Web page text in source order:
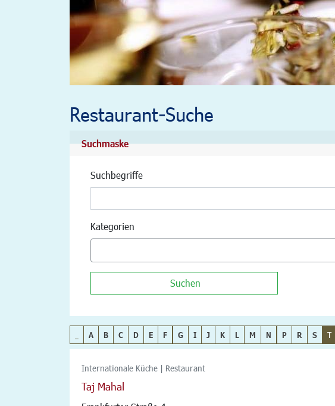
Restaurant-Suche
Suchmaske
Suchbegriffe
Kategorien
Suchen
A B C D E F G I J K L M N P R S T
Internationale Küche | Restaurant
Taj Mahal